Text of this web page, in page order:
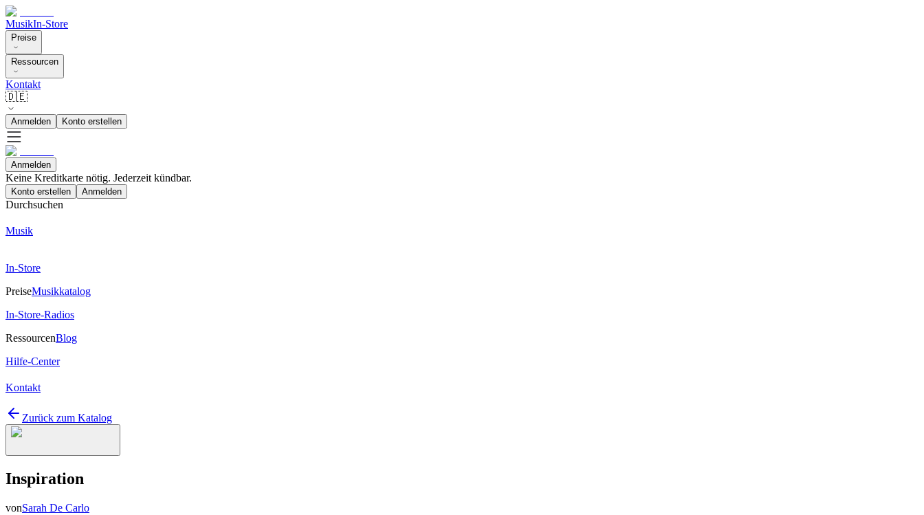
MusikIn-Store
Preise
Ressourcen
Kontakt
🇩🇪
Anmelden Konto erstellen
Anmelden
Keine Kreditkarte nötig. Jederzeit kündbar.
Konto erstellen Anmelden
Durchsuchen
Musik
In-Store
PreiseMusikkatalog
In-Store-Radios
RessourcenBlog
Hilfe-Center
Kontakt
Zurück zum Katalog
Inspiration
vonSarah De Carlo